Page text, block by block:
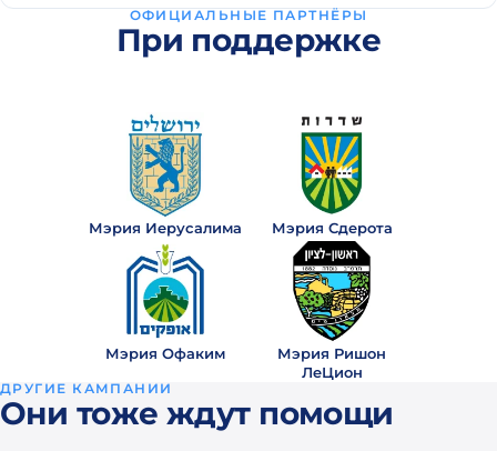
года
назад
года
назад
все
ОФИЦИАЛЬНЫЕ ПАРТНЁРЫ
При поддержке
Мэрия Иерусалима Мэрия Сдерота
Мэрия Офаким
Мэрия Ришон
ЛеЦион
ДРУГИЕ КАМПАНИИ
Они тоже ждут помощи